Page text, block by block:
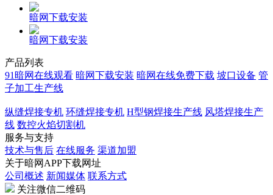
暗网下载安装
暗网下载安装
产品列表
91暗网在线观看 暗网下载安装 暗网在线免费下载 坡口设备 管
子加工生产线
纵缝焊接专机 环缝焊接专机 H型钢焊接生产线 风塔焊接生产
线 数控火焰切割机
服务与支持
技术与售后 在线服务 渠道加盟
关于暗网APP下载网址
公司概述 新闻媒体 联系方式
关注微信二维码